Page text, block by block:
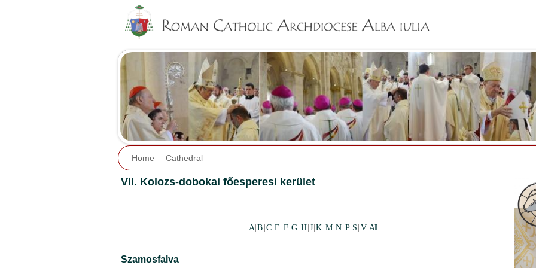
Home Cathedral
VII. Kolozs-dobokai főesperesi kerület
A |B C |E F |G H J |K M |N P| S V All
Szamosfalva